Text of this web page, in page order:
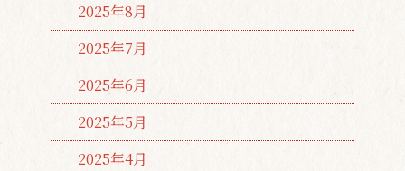
2025年8月
2025年7月
2025年6月
2025年5月
2025年4月